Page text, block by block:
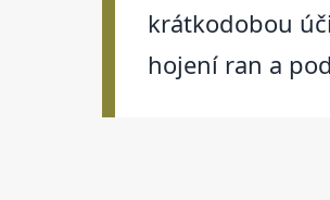
krátkodobou
hojení ran a